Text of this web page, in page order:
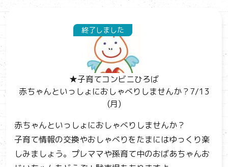
終了しました
★子育てコンビニひろば
赤ちゃんといっしょにおしゃべりしませんか？7/13
(月)
赤ちゃんといっしょにおしゃべりしませんか？
子育て情報の交換やおしゃべりをたまにはゆっくり楽
しみましょう。プレママや孫育て中のおばあちゃんお